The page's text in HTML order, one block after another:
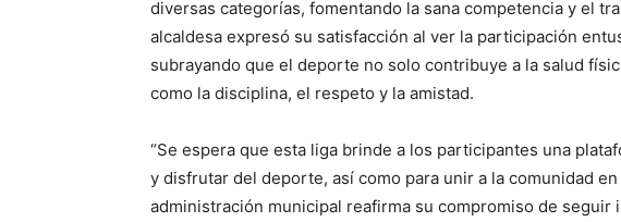
diversas categorías, fomentando la sana competencia y el
alcaldesa expresó su satisfacción al ver la participación
subrayando que el deporte no solo contribuye a la salud
como la disciplina, el respeto y la amistad.
“Se espera que esta liga brinde a los participantes una
y disfrutar del deporte, así como para unir a la comunidad
administración municipal reafirma su compromiso de